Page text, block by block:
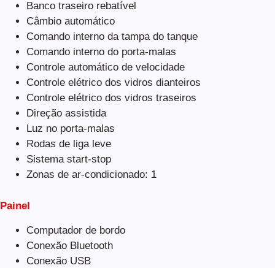
Banco traseiro rebatível
Câmbio automático
Comando interno da tampa do tanque
Comando interno do porta-malas
Controle automático de velocidade
Controle elétrico dos vidros dianteiros
Controle elétrico dos vidros traseiros
Direção assistida
Luz no porta-malas
Rodas de liga leve
Sistema start-stop
Zonas de ar-condicionado: 1
Painel
Computador de bordo
Conexão Bluetooth
Conexão USB